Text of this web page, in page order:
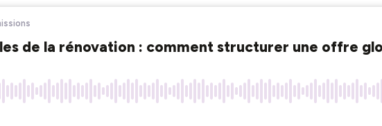
de la rénovation : comment structurer une offre